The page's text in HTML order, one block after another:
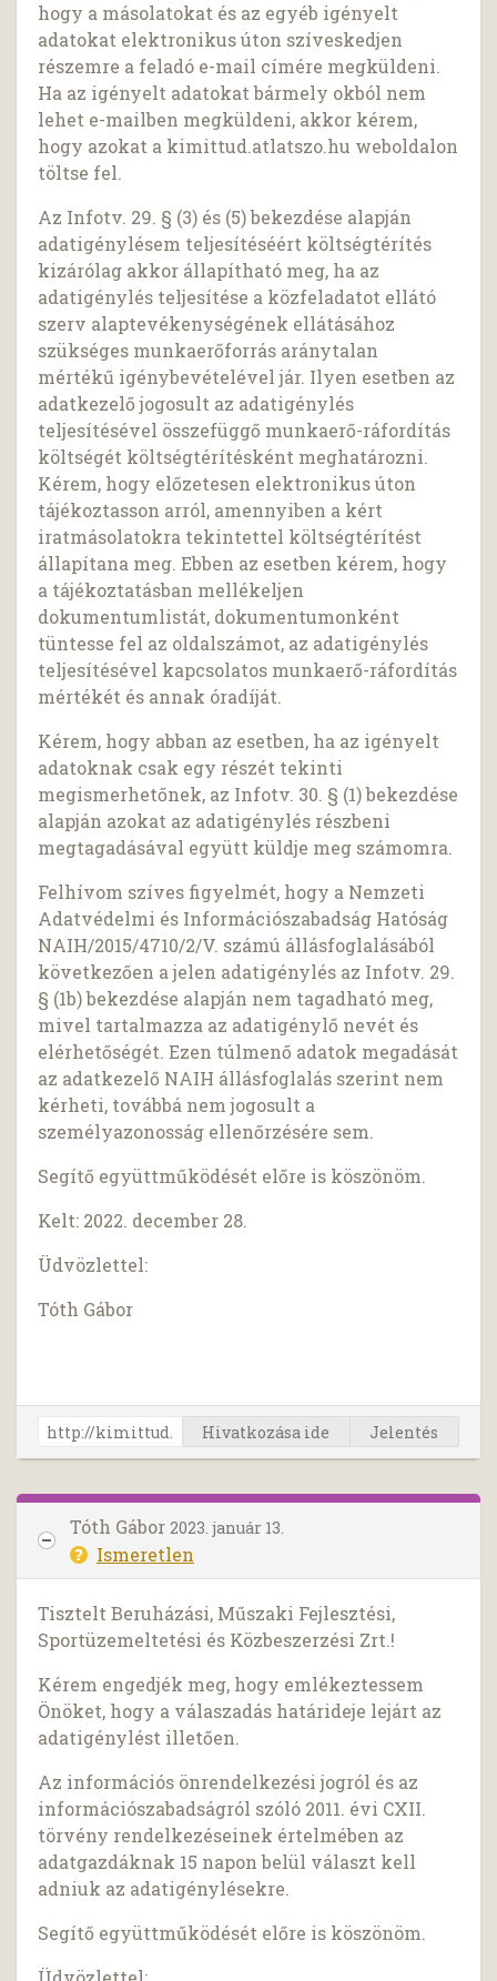
hogy a másolatokat és az egyéb igényelt
adatokat elektronikus úton szíveskedjen
részemre a feladó e-mail címére megküldeni.
Ha az igényelt adatokat bármely okból nem
lehet e-mailben megküldeni, akkor kérem,
hogy azokat a kimittud.atlatszo.hu weboldalon
töltse fel.
Az Infotv. 29. § (3) és (5) bekezdése alapján
adatigénylésem teljesítéséért költségtérítés
kizárólag akkor állapítható meg, ha az
adatigénylés teljesítése a közfeladatot ellátó
szerv alaptevékenységének ellátásához
szükséges munkaerőforrás aránytalan
mértékű igénybevételével jár. Ilyen esetben az
adatkezelő jogosult az adatigénylés
teljesítésével összefüggő munkaerő-ráfordítás
költségét költségtérítésként meghatározni.
Kérem, hogy előzetesen elektronikus úton
tájékoztasson arról, amennyiben a kért
iratmásolatokra tekintettel költségtérítést
állapítana meg. Ebben az esetben kérem, hogy
a tájékoztatásban mellékeljen
dokumentumlistát, dokumentumonként
tüntesse fel az oldalszámot, az adatigénylés
teljesítésével kapcsolatos munkaerő-ráfordítás
mértékét és annak óradíját.
Kérem, hogy abban az esetben, ha az igényelt
adatoknak csak egy részét tekinti
megismerhetőnek, az Infotv. 30. § (1) bekezdése
alapján azokat az adatigénylés részbeni
megtagadásával együtt küldje meg számomra.
Felhívom szíves figyelmét, hogy a Nemzeti
Adatvédelmi és Információszabadság Hatóság
NAIH/2015/4710/2/V. számú állásfoglalásából
következően a jelen adatigénylés az Infotv. 29.
§ (1b) bekezdése alapján nem tagadható meg,
mivel tartalmazza az adatigénylő nevét és
elérhetőségét. Ezen túlmenő adatok megadását
az adatkezelő NAIH állásfoglalás szerint nem
kérheti, továbbá nem jogosult a
személyazonosság ellenőrzésére sem.
Segítő együttműködését előre is köszönöm.
Kelt: 2022. december 28.
Üdvözlettel:
Tóth Gábor
Hivatkozása ide Jelentés
Tóth Gábor 2023. január 13.
Ismeretlen
Tisztelt Beruházási, Műszaki Fejlesztési,
Sportüzemeltetési és Közbeszerzési Zrt.!
Kérem engedjék meg, hogy emlékeztessem
Önöket, hogy a válaszadás határideje lejárt az
adatigénylést illetően.
Az információs önrendelkezési jogról és az
információszabadságról szóló 2011. évi CXII.
törvény rendelkezéseinek értelmében az
adatgazdáknak 15 napon belül választ kell
adniuk az adatigénylésekre.
Segítő együttműködését előre is köszönöm.